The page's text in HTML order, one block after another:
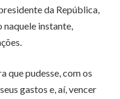
da República,
naquele instante,
que pudesse, com os
gastos e, aí, vencer